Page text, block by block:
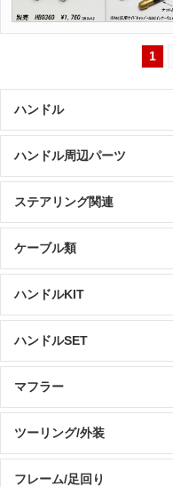
1
ハンドル
ハンドル周辺パーツ
ステアリング関連
ケーブル類
ハンドルKIT
ハンドルSET
マフラー
ツーリング/外装
フレーム/足回り